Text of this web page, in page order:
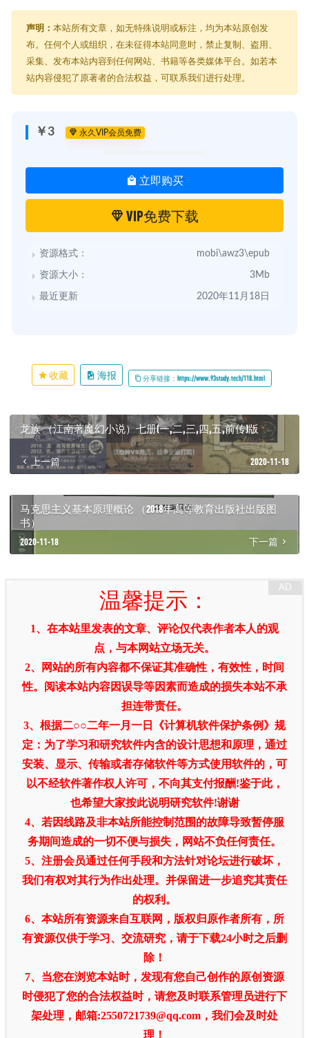
声明： 本站所有文章，如无特殊说明或标注，均为本站原创发
布。任何个人或组织，在未征得本站同意时，禁止复制、盗用、
采集、发布本站内容到任何网站、书籍等各类媒体平台。如若本
站内容侵犯了原著者的合法权益，可联系我们进行处理。
￥3 永久VIP会员免费
立即购买
VIP免费下载
资源格式： mobi\awz3\epub
资源大小： 3Mb
最近更新 2020年11月18日
收藏 海报 分享链接：https://www.93study.tech/118.html
龙族 （江南著魔幻小说）七册(一,二,三,四,五,前传)版
上一篇 2020-11-18
马克思主义基本原理概论 （2018年高等教育出版社出版图
书）
2020-11-18 下一篇
温馨提示：
1、在本站里发表的文章、评论仅代表作者本人的观
点，与本网站立场无关。
2、网站的所有内容都不保证其准确性，有效性，时间
性。阅读本站内容因误导等因素而造成的损失本站不承
担连带责任。
3、根据二○○二年一月一日《计算机软件保护条例》规
定：为了学习和研究软件内含的设计思想和原理，通过
安装、显示、传输或者存储软件等方式使用软件的，可
以不经软件著作权人许可，不向其支付报酬!鉴于此，
也希望大家按此说明研究软件!谢谢
4、若因线路及非本站所能控制范围的故障导致暂停服
务期间造成的一切不便与损失，网站不负任何责任。
5、注册会员通过任何手段和方法针对论坛进行破坏，
我们有权对其行为作出处理。并保留进一步追究其责任
的权利。
6、本站所有资源来自互联网，版权归原作者所有，所
有资源仅供于学习、交流研究，请于下载24小时之后删
除！
7、当您在浏览本站时，发现有您自己创作的原创资源
时侵犯了您的合法权益时，请您及时联系管理员进行下
架处理，邮箱:2550721739@qq.com，我们会及时处
理！